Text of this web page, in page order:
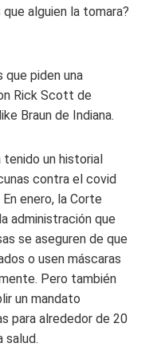
alguien la tomara?
que piden una
Rick Scott de
Braun de Indiana.
tenido un historial
contra el covid
enero, la Corte
administración que
se aseguren de que
o usen máscaras
Pero también
un mandato
para alrededor de 20
salud.